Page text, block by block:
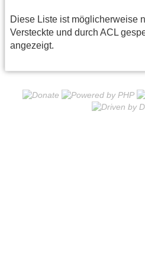
Diese Liste ist möglicherweise
Versteckte und durch ACL
angezeigt.